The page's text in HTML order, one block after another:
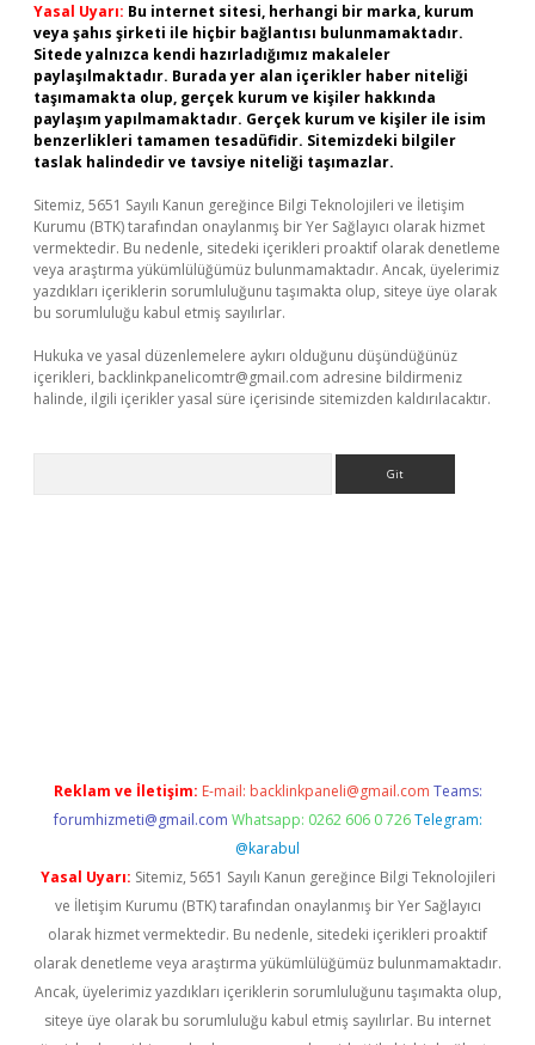
Yasal Uyarı: Bu internet sitesi, herhangi bir marka, kurum
veya şahıs şirketi ile hiçbir bağlantısı bulunmamaktadır.
Sitede yalnızca kendi hazırladığımız makaleler
paylaşılmaktadır. Burada yer alan içerikler haber niteliği
taşımamakta olup, gerçek kurum ve kişiler hakkında
paylaşım yapılmamaktadır. Gerçek kurum ve kişiler ile isim
benzerlikleri tamamen tesadüfidir. Sitemizdeki bilgiler
taslak halindedir ve tavsiye niteliği taşımazlar.
Sitemiz, 5651 Sayılı Kanun gereğince Bilgi Teknolojileri ve İletişim
Kurumu (BTK) tarafından onaylanmış bir Yer Sağlayıcı olarak hizmet
vermektedir. Bu nedenle, sitedeki içerikleri proaktif olarak denetleme
veya araştırma yükümlülüğümüz bulunmamaktadır. Ancak, üyelerimiz
yazdıkları içeriklerin sorumluluğunu taşımakta olup, siteye üye olarak
bu sorumluluğu kabul etmiş sayılırlar.
Hukuka ve yasal düzenlemelere aykırı olduğunu düşündüğünüz
içerikleri, backlinkpanelicomtr@gmail.com adresine bildirmeniz
halinde, ilgili içerikler yasal süre içerisinde sitemizden kaldırılacaktır.
Reklam ve İletişim: E-mail: backlinkpaneli@gmail.com Teams:
forumhizmeti@gmail.com Whatsapp: 0262 606 0 726 Telegram:
@karabul
Yasal Uyarı: Sitemiz, 5651 Sayılı Kanun gereğince Bilgi Teknolojileri
ve İletişim Kurumu (BTK) tarafından onaylanmış bir Yer Sağlayıcı
olarak hizmet vermektedir. Bu nedenle, sitedeki içerikleri proaktif
olarak denetleme veya araştırma yükümlülüğümüz bulunmamaktadır.
Ancak, üyelerimiz yazdıkları içeriklerin sorumluluğunu taşımakta olup,
siteye üye olarak bu sorumluluğu kabul etmiş sayılırlar. Bu internet